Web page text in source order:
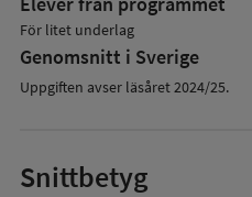
För litet underlag
Genomsnitt i Sverige
Uppgiften avser läsåret 2024/25.
Snittbetyg